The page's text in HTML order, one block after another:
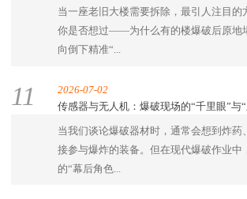
当一座老旧大楼需要拆除，最引人注目的
你是否想过——为什么有的楼爆破后原地
向倒下精准“...
11
2026-07-02
传感器与无人机：爆破现场的“千里眼”与
当我们谈论爆破器材时，通常会想到炸药
接参与爆炸的装备。但在现代爆破作业中
的“幕后角色...